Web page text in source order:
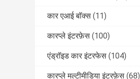
कार एआई बॉक्स (11)
कारप्ले इंटरफ़ेस (100)
एंड्रॉइड कार इंटरफेस (104)
कारप्ले मल्टीमीडिया इंटरफ़ेस (68)